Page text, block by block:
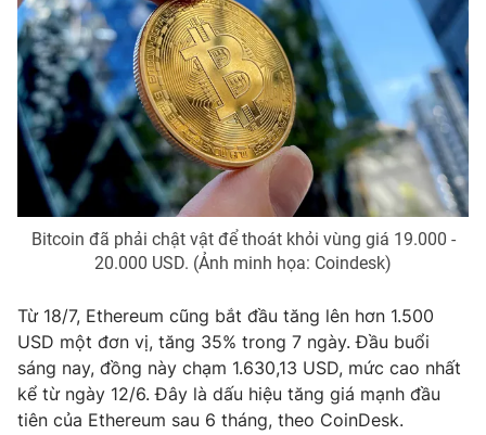
Hậu trường
Nhân vật
Khán giả
Giải sao mai
Điện ảnh
Âm nhạc
Sao
Đời sống
Du lịch
Làm đẹp
Chất lượng cuộc sống
Giáo dục
Tuyển sinh
Học trực tuyến
Công nghệ
Hitech Công nghệ tương lai
Sản phẩm
Thị trường
Tư vấn
Giao lưu trực tuyến
Chuyên mục khác
Emagazine Podcast
Bitcoin đã phải chật vật để thoát khỏi vùng giá 19.000 -
20.000 USD. (Ảnh minh họa: Coindesk)
Từ 18/7, Ethereum cũng bắt đầu tăng lên hơn 1.500
USD một đơn vị, tăng 35% trong 7 ngày. Đầu buổi
sáng nay, đồng này chạm 1.630,13 USD, mức cao nhất
kể từ ngày 12/6. Đây là dấu hiệu tăng giá mạnh đầu
tiên của Ethereum sau 6 tháng, theo CoinDesk.